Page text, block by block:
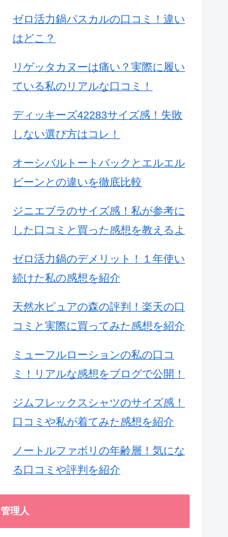
ゼロ活力鍋パスカルの口コミ！違い
はどこ？
リゲッタカヌーは痛い？実際に履い
ている私のリアルな口コミ！
ディッキーズ42283サイズ感！失敗
しない選び方はコレ！
オーシバルトートバックとエルエル
ビーンとの違いを徹底比較
ジニエブラのサイズ感！私が参考に
した口コミと買った感想を教えるよ
ゼロ活力鍋のデメリット！１年使い
続けた私の感想を紹介
天然水ピュアの森の評判！楽天の口
コミと実際に買ってみた感想を紹介
ミューフルローションの私の口コ
ミ！リアルな感想をブログで公開！
ジムフレックスシャツのサイズ感！
口コミや私が着てみた感想を紹介
ノートルファボリの年齢層！気にな
る口コミや評判を紹介
管理人